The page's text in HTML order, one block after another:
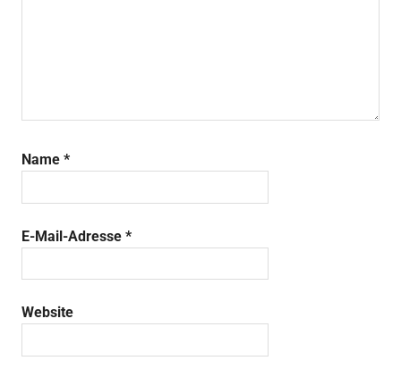
Name *
E-Mail-Adresse *
Website